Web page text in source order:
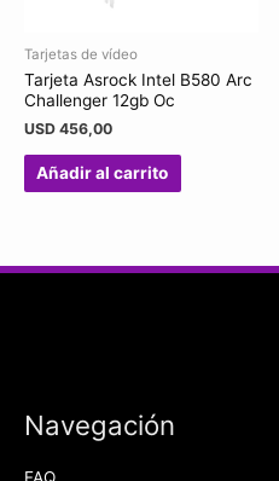
Tarjetas de vídeo
Tarjeta Asrock Intel B580 Arc
Challenger 12gb Oc
USD 456,00
Añadir al carrito
Navegación